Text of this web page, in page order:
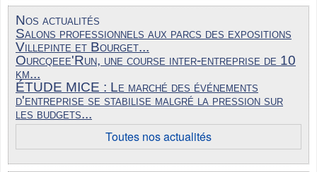
Nos actualités
Salons professionnels aux parcs des expositions
Villepinte et Bourget...
Ourcqeee'Run, une course inter-entreprise de 10
km...
ÉTUDE MICE : Le marché des événements
d'entreprise se stabilise malgré la pression sur
les budgets...
Toutes nos actualités